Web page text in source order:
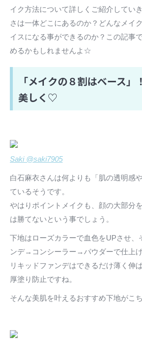
イク方法について詳しくご紹介してい
さは一体どこにあるのか？どんなメイ
イスになる事ができるのか？この記事
めるかもしれませんよ☆
「メイクの８割はベース」
美しく♡
Saki @saki7905
白石麻衣さんは何よりも「肌の透明感
ているそうです。
やはりポイントメイクも、顔の大部分
は勝てないという事でしょう。
下地はローズカラーで血色をUPさせ、
ンデ→コンシーラー→パウダーで仕上げ
リキッドファンデはできるだけ薄く伸ば
厚塗り防止ですね。
そんな美肌を叶えるおすすめ下地がこち